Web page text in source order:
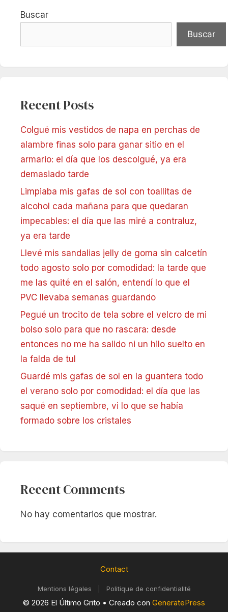
Buscar
Buscar
Recent Posts
Colgué mis vestidos de napa en perchas de
alambre finas solo para ganar sitio en el
armario: el día que los descolgué, ya era
demasiado tarde
Limpiaba mis gafas de sol con toallitas de
alcohol cada mañana para que quedaran
impecables: el día que las miré a contraluz,
ya era tarde
Llevé mis sandalias jelly de goma sin calcetín
todo agosto solo por comodidad: la tarde que
me las quité en el salón, entendí lo que el
PVC llevaba semanas guardando
Pegué un trocito de tela sobre el velcro de mi
bolso solo para que no rascara: desde
entonces no me ha salido ni un hilo suelto en
la falda de tul
Guardé mis gafas de sol en la guantera todo
el verano solo por comodidad: el día que las
saqué en septiembre, vi lo que se había
formado sobre los cristales
Recent Comments
No hay comentarios que mostrar.
Contact
Mentions légales Politique de confidentialité
© 2026 El Último Grito • Creado con GeneratePress